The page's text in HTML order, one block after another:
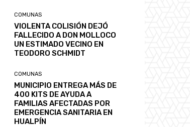
COMUNAS
VIOLENTA COLISIÓN DEJÓ
FALLECIDO A DON MOLLOCO
UN ESTIMADO VECINO EN
TEODORO SCHMIDT
COMUNAS
MUNICIPIO ENTREGA MÁS DE
400 KITS DE AYUDA A
FAMILIAS AFECTADAS POR
EMERGENCIA SANITARIA EN
HUALPÍN